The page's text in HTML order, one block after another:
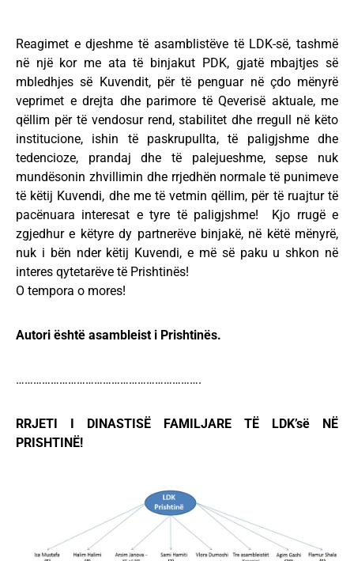
Reagimet e djeshme të asamblistëve të LDK-së, tashmë
në një kor me ata të binjakut PDK, gjatë mbajtjes së
mbledhjes së Kuvendit, për të penguar në çdo mënyrë
veprimet e drejta dhe parimore të Qeverisë aktuale, me
qëllim për të vendosur rend, stabilitet dhe rregull në këto
institucione, ishin të paskrupullta, të paligjshme dhe
tedencioze, prandaj dhe të palejueshme, sepse nuk
mundësonin zhvillimin dhe rrjedhën normale të punimeve
të këtij Kuvendi, dhe me të vetmin qëllim, për të ruajtur të
pacënuara interesat e tyre të paligjshme! Kjo rrugë e
zgjedhur e këtyre dy partnerëve binjakë, në këtë mënyrë,
nuk i bën nder këtij Kuvendi, e më së paku u shkon në
interes qytetarëve të Prishtinës!
O tempora o mores!
Autori është asambleist i Prishtinës.
……………………………………………………….
RRJETI I DINASTISË FAMILJARE TË LDK’së NË
PRISHTINË!